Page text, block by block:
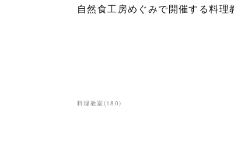
自然食工房めぐみで開催する料理
料理教室(180)